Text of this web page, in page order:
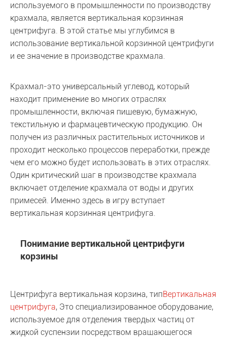
используемого в промышленности по производству
крахмала, является вертикальная корзинная
центрифуга. В этой статье мы углубимся в
использование вертикальной корзинной центрифуги
и ее значение в производстве крахмала.
Крахмал-это универсальный углевод, который
находит применение во многих отраслях
промышленности, включая пищевую, бумажную,
текстильную и фармацевтическую продукцию. Он
получен из различных растительных источников и
проходит несколько процессов переработки, прежде
чем его можно будет использовать в этих отраслях.
Один критический шаг в производстве крахмала
включает отделение крахмала от воды и других
примесей. Именно здесь в игру вступает
вертикальная корзинная центрифуга.
Понимание вертикальной центрифуги
корзины
Центрифуга вертикальная корзина, типВертикальная
центрифуга, Это специализированное оборудование,
используемое для отделения твердых частиц от
жидкой суспензии посредством вращающегося